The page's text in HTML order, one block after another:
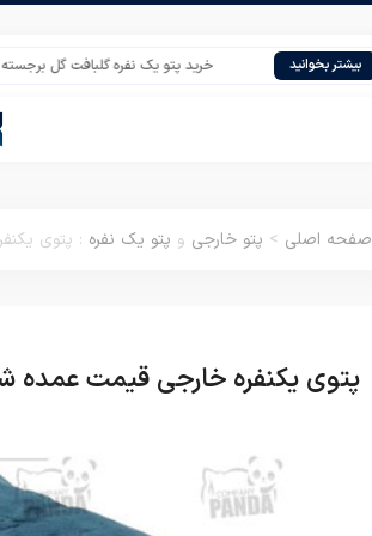
بیشتر بخوانید خرید پتو یک نفره گلبافت گل برجسته در
صفحه اصلی > پتو خارجی و پتو یک نفره : پتوی
پتوی یکنفره خارجی قیمت عمده